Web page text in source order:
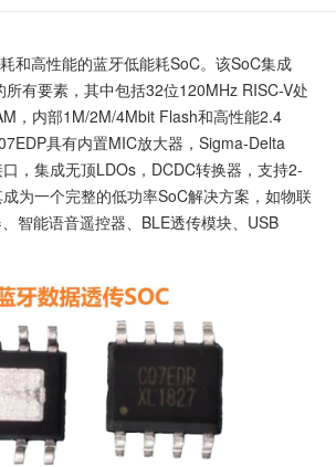
和高性能的蓝牙低能耗SoC。该SoC集成
有要素，其中包括32位120MHz RISC-V处
，内部1M/2M/4Mbit Flash和高性能2.4
具有内置MIC放大器，Sigma-Delta
，集成无顶LDOs，DCDC转换器，支持2-
为一个完整的低功率SoC解决方案，如物联
智能语音遥控器、BLE透传模块、USB